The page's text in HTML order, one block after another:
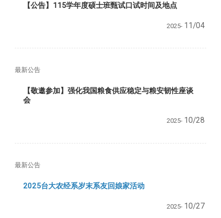
【公告】115学年度硕士班甄试口试时间及地点
2025- 11/04
最新公告
【敬邀参加】 强化我国粮食供应稳定与粮安韧性座谈
会
2025- 10/28
最新公告
2025台大农经系岁末系友回娘家活动
2025- 10/27